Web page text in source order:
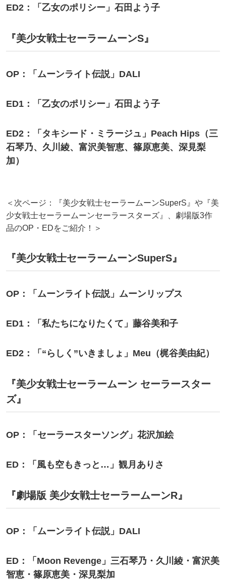
ED2：「乙女のポリシー」石田よう子
『美少女戦士セーラームーンS』
OP：「ムーンライト伝説」DALI
ED1：「乙女のポリシー」石田よう子
ED2：「タキシード・ミラージュ」Peach Hips（三
石琴乃、久川綾、富沢美智恵、篠原恵美、深見梨
加）
＜次ページ：『美少女戦士セーラームーンSuperS』や『美
少女戦士セーラームーンセーラースターズ』、劇場版3作
品のOP・EDをご紹介！＞
『美少女戦士セーラームーンSuperS』
OP：「ムーンライト伝説」ムーンリップス
ED1：「私たちになりたくて」藤谷美和子
ED2：「“らしく”いきましょ」Meu（梶谷美由紀）
『美少女戦士セーラームーン セーラースター
ズ』
OP：「セーラースターソング」花沢加絵
ED：「風も空もきっと…」観月ありさ
『劇場版 美少女戦士セーラームーンR』
OP：「ムーンライト伝説」DALI
ED：「Moon Revenge」三石琴乃・久川綾・富沢美
智恵・篠原恵美・深見梨加